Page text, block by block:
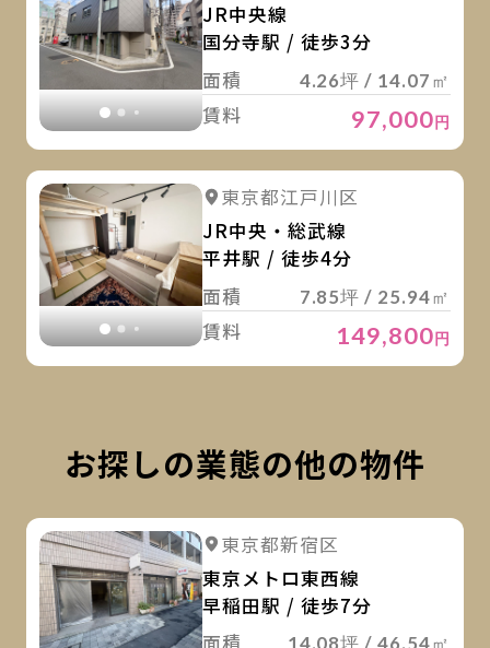
JR中央線
国分寺駅 / 徒歩3分
面積
4.26坪 / 14.07㎡
賃料 97,000円
詳細を見る
東京都江戸川区
JR中央・総武線
平井駅 / 徒歩4分
面積
7.85坪 / 25.94㎡
賃料 149,800円
お探しの業態の他の物件
詳細を見る
東京都新宿区
東京メトロ東西線
早稲田駅 / 徒歩7分
面積
14.08坪 / 46.54㎡